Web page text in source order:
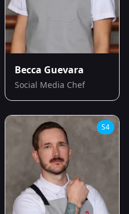
Becca Guevara
Social Media Chef
S4